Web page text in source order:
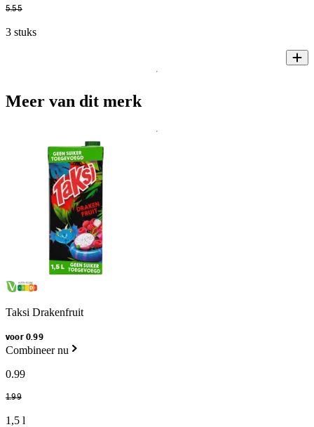
5.55
3 stuks
Meer van dit merk
Taksi Drakenfruit
voor 0.99
Combineer nu
0.99
1.99
1,5 l